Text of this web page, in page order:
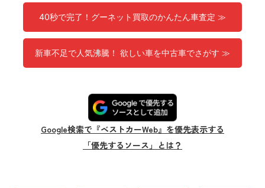
40秒で完了！グーネット買取のかんたん車査定 ≫
新車不足で人気沸騰！ 欲しい車を中古車でさがす ≫
Google検索で『ベストカーWeb』を優先表示する
「優先するソース」とは？